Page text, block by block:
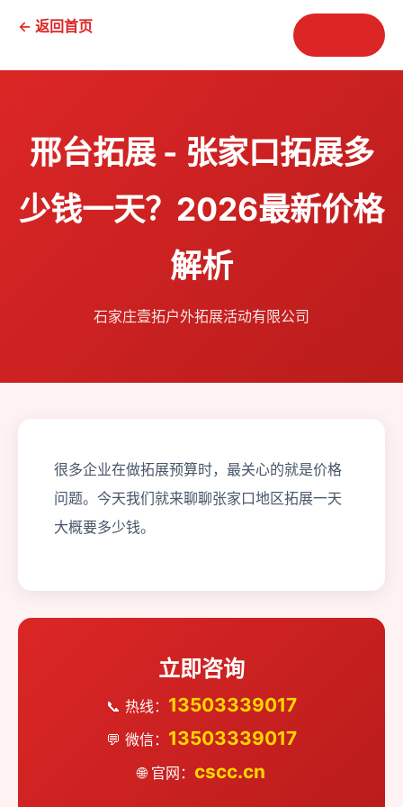
← 返回首页
邢台拓展 - 张家口拓展多
少钱一天？2026最新价格
解析
石家庄壹拓户外拓展活动有限公司
很多企业在做拓展预算时，最关心的就是价格
问题。今天我们就来聊聊张家口地区拓展一天
大概要多少钱。
立即咨询
📞 热线： 13503339017
💬 微信： 13503339017
🌐 官网： cscc.cn